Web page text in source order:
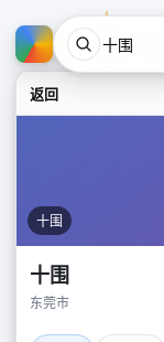
返回
十围
十围
东莞市